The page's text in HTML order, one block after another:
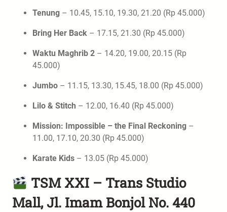
Tenung – 10.45, 15.10, 19.30, 21.20 (Rp 45.000)
Bring Her Back – 17.15, 21.30 (Rp 45.000)
Waktu Maghrib 2 – 14.20, 19.00, 20.15 (Rp
45.000)
Jumbo – 11.15, 13.30, 15.45, 18.00 (Rp 45.000)
Lilo & Stitch – 12.00, 16.40 (Rp 45.000)
Mission: Impossible – the Final Reckoning –
11.00, 17.10, 20.30 (Rp 45.000)
Karate Kids – 13.05 (Rp 45.000)
TSM XXI – Trans Studio
Mall, Jl. Imam Bonjol No. 440